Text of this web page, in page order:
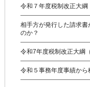
令和７年度税制改正大綱
相手方が発行した請求
のか？
令和7年度税制改正大綱
令和５事務年度事績か